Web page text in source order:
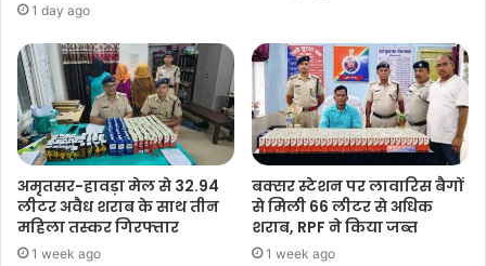
1 day ago
अमृतसर-हावड़ा मेल से 32.94
लीटर अवैध शराब के साथ तीन
महिला तस्कर गिरफ्तार
1 week ago
बक्सर स्टेशन पर लावारिस बैगों
से मिली 66 लीटर से अधिक
शराब, RPF ने किया जब्त
1 week ago